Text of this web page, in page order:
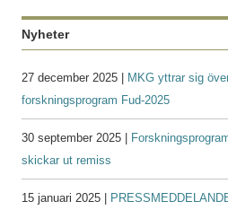
Nyheter
27 december 2025 |
MKG yttrar sig
forskningsprogram Fud-2025
30 september 2025 |
skickar ut remiss
15 januari 2025 |